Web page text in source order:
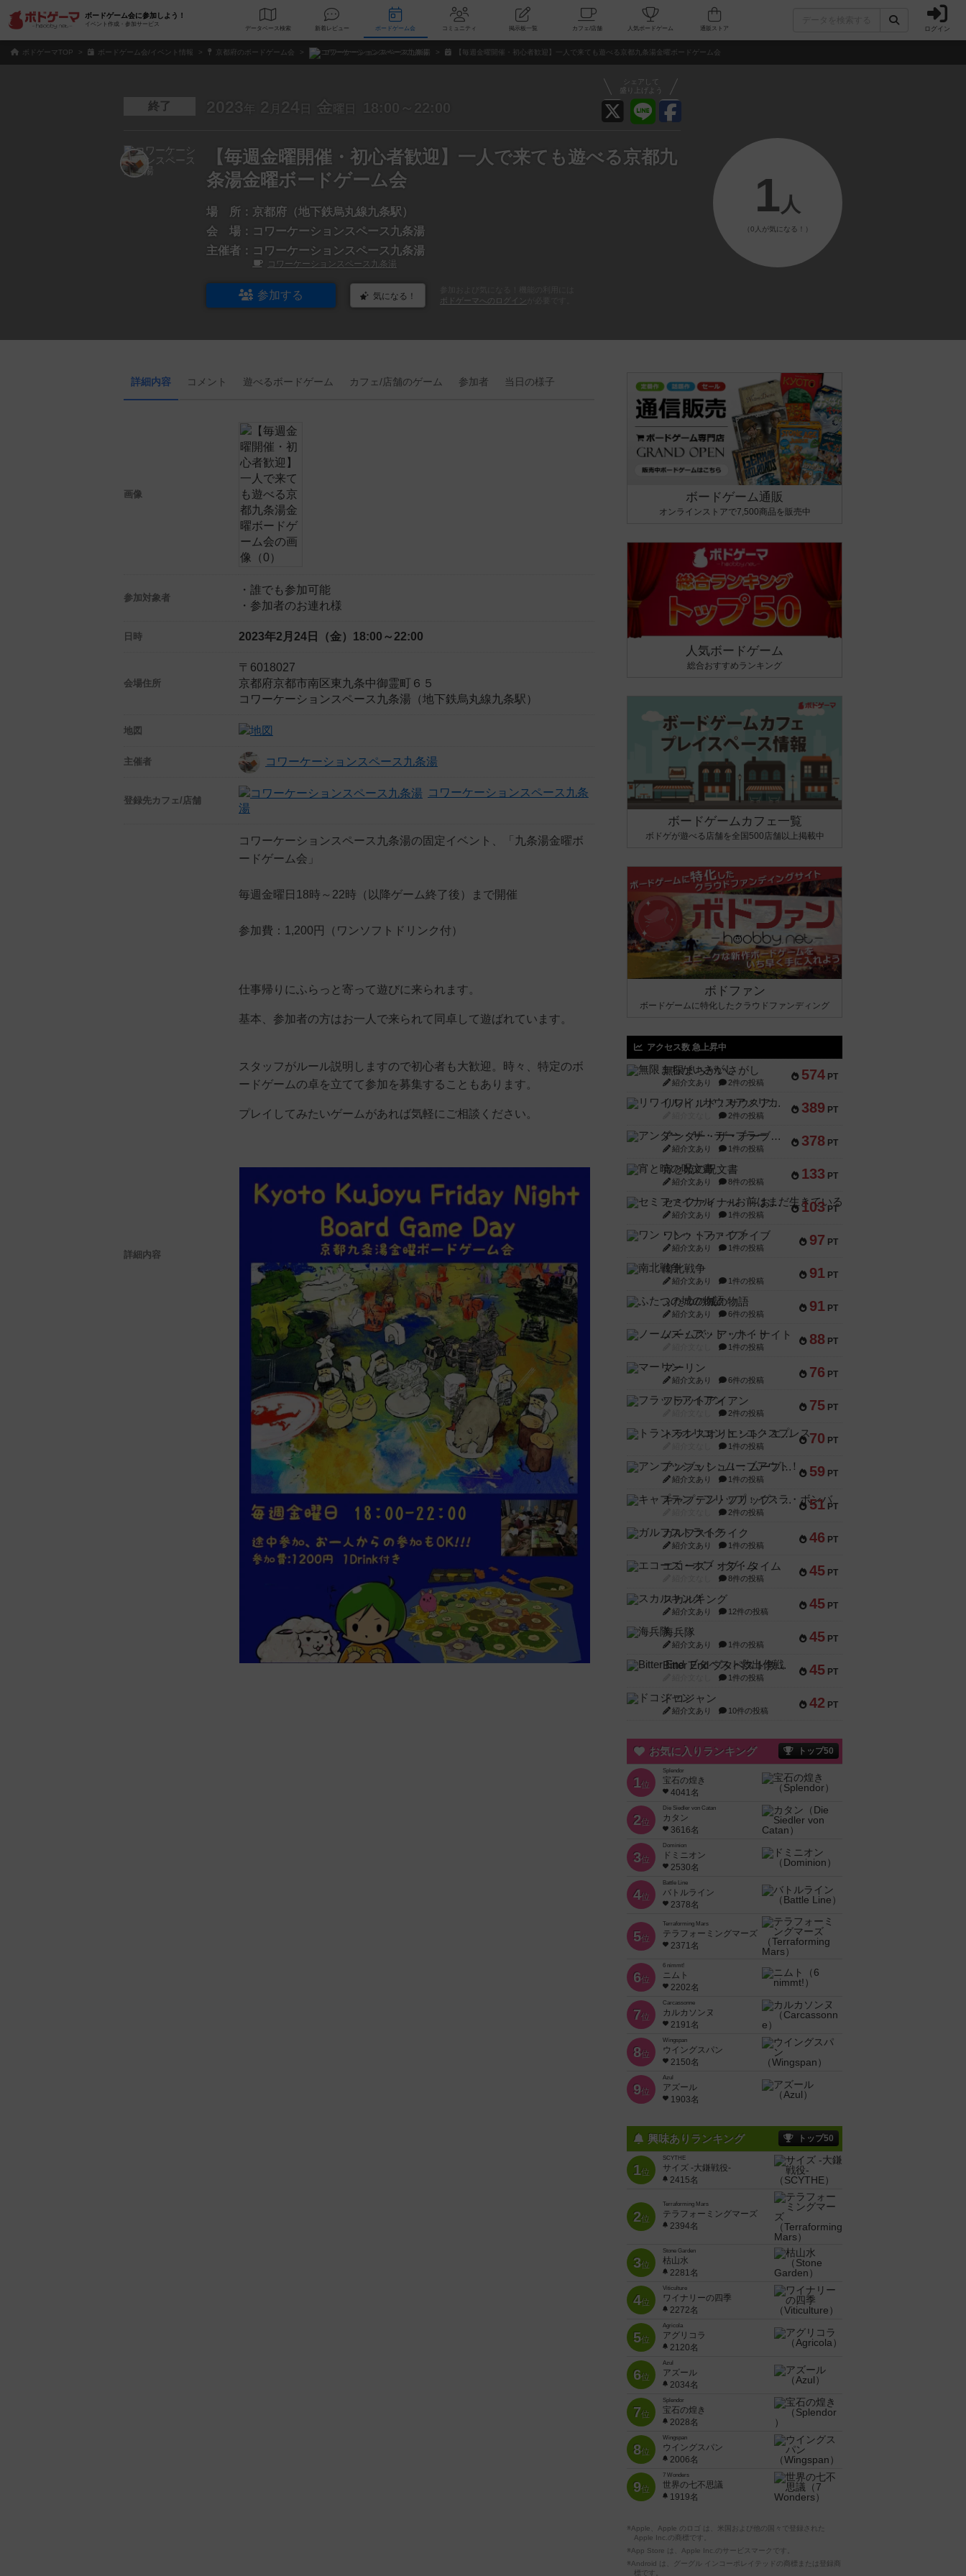
ボードゲーム会に参加しよう！
イベント作成・参加サービス
データベース 検索 新着レビュー ボードゲーム会 コミュニティ 掲示板一覧 カフェ/店舗 人気ボードゲーム ログイン
ボドゲーマTOP ボードゲーム会/イベント情報 京都府のボードゲーム会 コワーケーションスペース九条湯 【毎週金曜開催・初心者歓迎】一人で来ても遊べる京都九条湯金曜ボードゲーム会
シェアして
盛り上げよう
終了 2023 年 2 月 24 日 金 曜日 18:00～22:00
【毎週金曜開催・初心者歓迎】一人で来ても遊べる京都九
条湯金曜ボードゲーム会
場 所： 京都府（地下鉄烏丸線九条駅）
会 場： コワーケーションスペース九条湯
主催者： コワーケーションスペース九条湯
コワーケーションスペース九条湯
参加する 気になる！
ボドゲーマへのログイン
1 人
（0人が気になる！）
詳細内容 コメント 遊べるボードゲーム カフェ/店舗のゲーム 参加者 当日の様子
画像
参加対象者
・誰でも参加可能
・参加者のお連れ様
日時 2023年2月24日（金） 18:00～22:00
会場住所
〒6018027
京都府京都市南区東九条中御霊町６５
コワーケーションスペース九条湯（地下鉄烏丸線九条駅）
地図
主催者 コワーケーションスペース九条湯
登録先カフェ/店舗
コワーケーションスペース九条
湯
詳細内容
コワーケーションスペース九条湯の固定イベント、「九条湯金曜ボ
ードゲーム会」
毎週金曜日18時～22時（以降ゲーム終了後）まで開催
参加費：1,200円（ワンソフトドリンク付）
仕事帰りにふらっと寄って遊びに来られます。
基本、参加者の方はお一人で来られて同卓して遊ばれています。
スタッフがルール説明しますので初心者も大歓迎。時々、特定のボ
ードゲームの卓を立てて参加を募集することもあります。
プレイしてみたいゲームがあれば気軽にご相談ください。
ボードゲーム通販
オンラインストアで7,500商品を販売中
人気ボードゲーム
総合おすすめランキング
ボードゲームカフェ一覧
ボドゲが遊べる店舗を全国500店舗以上掲載中
ボドファン
ボードゲームに特化したクラウドファンディング
アクセス数 急上昇中
574 PT
無限まちがいさがし
紹介文あり 2件の投稿
389 PT
リワイルド：サウスアメリカ
2件の投稿
378 PT
アンダー・ザ・テーブラー
紹介文あり 1件の投稿
133 PT
宵と暁の呪文書
紹介文あり 8件の投稿
103 PT
セミファイナル ～お前はまだ生きている～
紹介文あり 1件の投稿
97 PT
ワン・トゥ・ファイブ
紹介文あり 1件の投稿
91 PT
南北戦争
紹介文あり 1件の投稿
91 PT
ふたつの城の物語
紹介文あり 6件の投稿
88 PT
ノームズ・アット・ナイト
1件の投稿
76 PT
マーリン
紹介文あり 6件の投稿
75 PT
フラットアイアン
2件の投稿
70 PT
トランスオリエント・エクスプレス
1件の投稿
59 PT
アンブッシュ！：ムーブアウト！
紹介文あり 1件の投稿
51 PT
キャプテン・フリップ：イスラ・ボンバ
2件の投稿
46 PT
ガルフストライク
紹介文あり 1件の投稿
45 PT
エコーズ・オブ・タイム
8件の投稿
45 PT
スカルキング
紹介文あり 12件の投稿
45 PT
海兵隊
紹介文あり 1件の投稿
45 PT
Bitter End ブタペスト救出作戦
1件の投稿
42 PT
ドコジャン
紹介文あり 10件の投稿
お気に入りランキング トップ50
1位
Splendor
宝石の煌き
4041名
2位
Die Siedler von Catan
カタン
3616名
3位
Dominion
ドミニオン
2530名
4位
Battle Line
バトルライン
2378名
5位
Terraforming Mars
テラフォーミングマーズ
2371名
6位
6 nimmt!
ニムト
2202名
7位
Carcassonne
カルカソンヌ
2191名
8位
Wingspan
ウイングスパン
2150名
9位
Azul
アズール
1903名
興味ありランキング トップ50
1位
SCYTHE
サイズ -大鎌戦役-
2415名
2位
Terraforming Mars
テラフォーミングマーズ
2394名
3位
Stone Garden
枯山水
2281名
4位
Viticulture
ワイナリーの四季
2272名
5位
Agricola
アグリコラ
2120名
6位
Azul
アズール
2034名
7位
Splendor
宝石の煌き
2028名
8位
Wingspan
ウイングスパン
2006名
9位
7 Wonders
世界の七不思議
1919名
※Apple、Apple のロゴ は、米国および他の国々で登録された
Apple Inc.の商標です。
※App Store は、Apple Inc.のサービスマークです。
※Android は、グーグル インコーポレイテッドの商標または登録商
標です。